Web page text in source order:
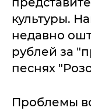
культуры.
недавно
рублей за
песнях
Проблемы